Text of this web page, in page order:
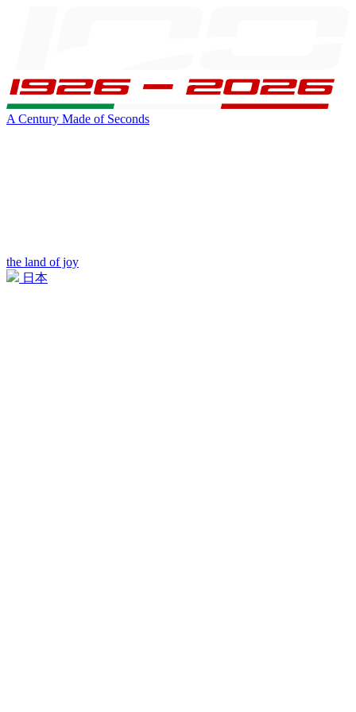
A Century Made of Seconds
the land of joy
日本